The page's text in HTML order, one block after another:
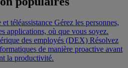
téléassistance Gérez les personnes,
applications, où que vous soyez.
des employés (DEX) Résolvez
de manière proactive avant
la productivité.